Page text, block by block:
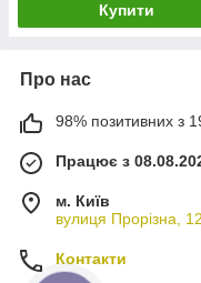
Купити
Про нас
98% позитивних з
Працює з
м. Київ
вулиця Прорізна,
Контакти